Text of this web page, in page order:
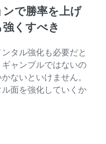
で勝率を上げ
くすべき
タル強化も必要だと
ャンブルではないの
ないといけません。
面を強化していくか